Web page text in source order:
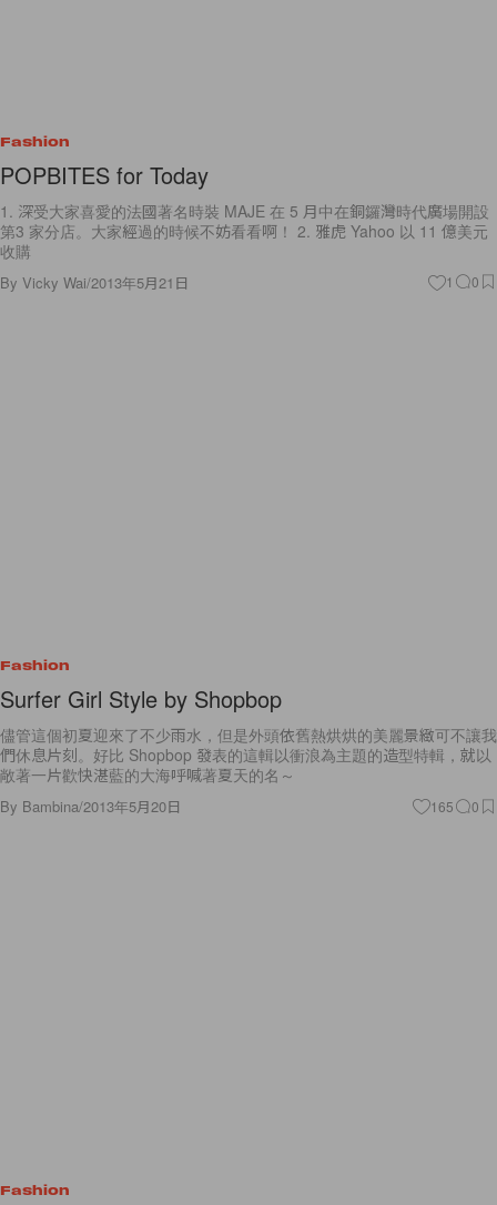
Fashion
POPBITES for Today
1. 深受大家喜愛的法國著名時裝 MAJE 在 5 月中在銅鑼灣時代廣場開設
第3 家分店。大家經過的時候不妨看看啊！ 2. 雅虎 Yahoo 以 11 億美元
收購
By Vicky Wai/2013年5月21日 1 0
Fashion
Surfer Girl Style by Shopbop
儘管這個初夏迎來了不少雨水，但是外頭依舊熱烘烘的美麗景緻可不讓我
們休息片刻。好比 Shopbop 發表的這輯以衝浪為主題的造型特輯，就以
敞著一片歡快湛藍的大海呼喊著夏天的名～
By Bambina/2013年5月20日 165 0
Fashion